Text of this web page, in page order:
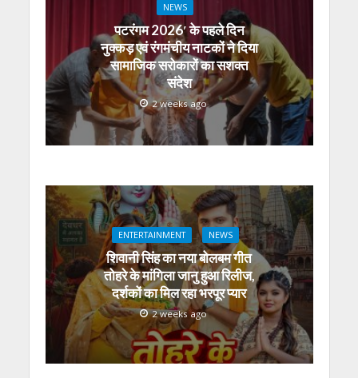
NEWS
पटरंगम 2026′ के पहले दिन
नुक्कड़ एवं रंगमंचीय नाटकों ने दिया
सामाजिक सरोकारों का सशक्त
संदेश
2 weeks ago
ENTERTAINMENT NEWS
शिवानी सिंह का नया बोलबम गीत
तोहरे के मांगिला जानु हुआ रिलीज,
दर्शकों का मिल रहा भरपूर प्यार
2 weeks ago